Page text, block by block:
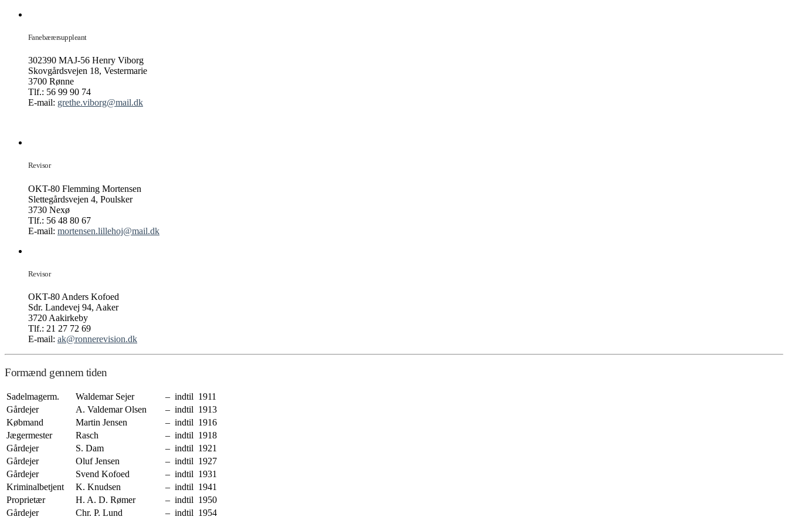
Fanebærersuppleant
302390 MAJ-56 Henry Viborg
Skovgårdsvejen 18, Vestermarie
3700 Rønne
Tlf.: 56 99 90 74
E-mail: grethe.viborg@mail.dk
Revisor
OKT-80 Flemming Mortensen
Slettegårdsvejen 4, Poulsker
3730 Nexø
Tlf.: 56 48 80 67
E-mail: mortensen.lillehoj@mail.dk
Revisor
OKT-80 Anders Kofoed
Sdr. Landevej 94, Aaker
3720 Aakirkeby
Tlf.: 21 27 72 69
E-mail: ak@ronnerevision.dk
Formænd gennem tiden
Sadelmagerm. Waldemar Sejer
– indtil 1911
Gårdejer
A. Valdemar Olsen
– indtil 1913
Købmand
Martin Jensen
– indtil 1916
Jægermester
Rasch
– indtil 1918
Gårdejer
S. Dam
– indtil 1921
Gårdejer
Oluf Jensen
– indtil 1927
Gårdejer
Svend Kofoed
– indtil 1931
Kriminalbetjent
K. Knudsen
– indtil 1941
Proprietær
H. A. D. Rømer
– indtil 1950
Gårdejer
Chr. P. Lund
– indtil 1954